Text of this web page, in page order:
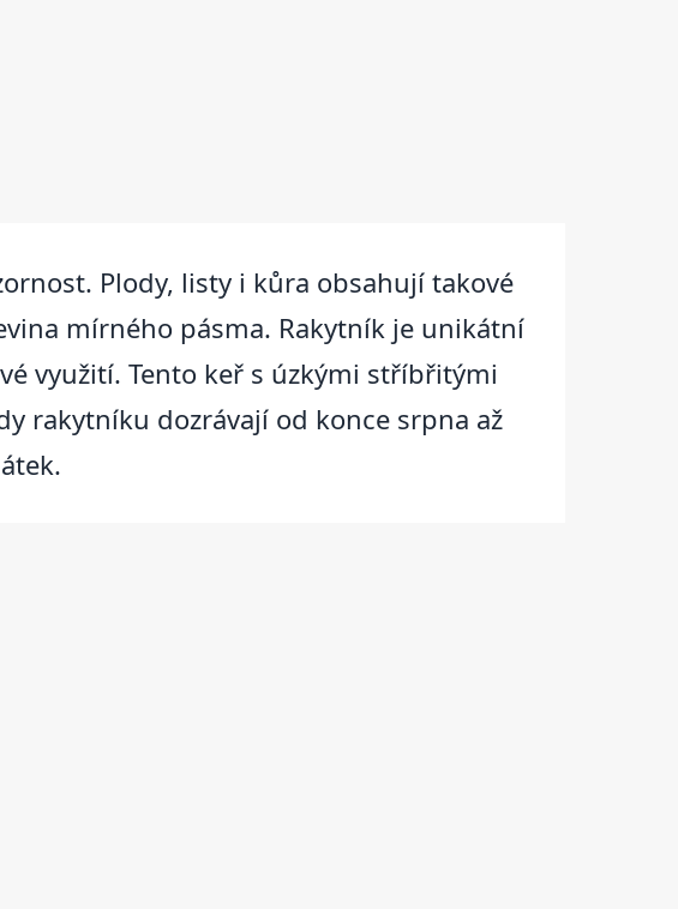
Plody, listy i kůra obsahují takové
mírného pásma. Rakytník je unikátní
využití. Tento keř s úzkými stříbřitými
rakytníku dozrávají od konce srpna až